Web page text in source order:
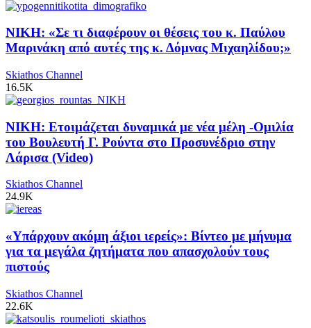
ΝΙΚΗ: «Σε τι διαφέρουν οι θέσεις του κ. Παύλου
Μαρινάκη από αυτές της κ. Δόμνας Μιχαηλίδου;»
Skiathos Channel
16.5K
ΝΙΚΗ: Ετοιμάζεται δυναμικά με νέα μέλη -Ομιλία
του Βουλευτή Γ. Ρούντα στο Προσυνέδριο στην
Λάρισα (Video)
Skiathos Channel
24.9K
«Υπάρχουν ακόμη άξιοι ιερείς»: Βίντεο με μήνυμα
για τα μεγάλα ζητήματα που απασχολούν τους
πιστούς
Skiathos Channel
22.6K